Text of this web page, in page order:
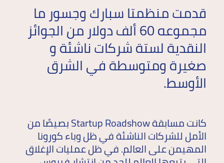
قدمت منظمتا سبارك وجسور ما
مجموعه 60 ألف دولار من الجوائز
النقدية لستة شركات ناشئة و
صغيرة ومتوسطة في الشرق
الأوسط.
كانت مسابقة Startup Roadshow بصيصًا من
الأمل للشركات الناشئة في ظل وباء كورونا
المهيمن على العالم. في ظل عمليات الإغلاق